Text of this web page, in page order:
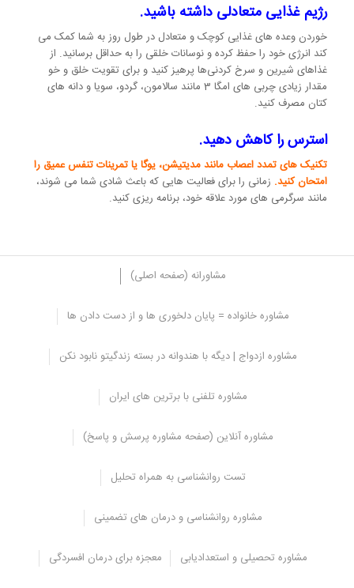
رژیم غذایی متعادلی داشته باشید.
خوردن وعده های غذایی کوچک و متعادل در طول روز به شما کمک می
کند انرژی خود را حفظ کرده و نوسانات خلقی را به حداقل برسانید. از
غذاهای شیرین و سرخ کردنی‌ها پرهیز کنید و برای تقویت خلق و خو
مقدار زیادی چربی های امگا 3 مانند سالامون، گردو، سویا و دانه های
کتان مصرف کنید.
استرس را کاهش دهید.
تکنیک های تمدد اعصاب مانند مدیتیشن، یوگا یا تمرینات تنفس عمیق را
امتحان کنید. زمانی را برای فعالیت هایی که باعث شادی شما می شوند،
مانند سرگرمی های مورد علاقه خود، برنامه ریزی کنید.
مشاورانه (صفحه اصلی)
مشاوره خانواده = پایان دلخوری ها و از دست دادن ها
مشاوره ازدواج | دیگه با هندوانه در بسته زندگیتو نابود نکن
مشاوره تلفنی با برترین های ایران
مشاوره آنلاین (صفحه مشاوره پرسش و پاسخ)
تست روانشناسی به همراه تحلیل
مشاوره روانشناسی و درمان های تضمینی
مشاوره تحصیلی و استعدادیابی معجزه برای درمان افسردگی
چه زمانی برای آسییب های عاطفی و روانی به
دنبال درمان حرفه ای باشیم
بهبودی از آسیب ها به زمان نیاز دارد و هر فرد با سرعت متفاوت بهبود می
یابد. اما اگر ماه ها گذشته باشد و علائم شما از بین نرود، به کمک حرفه ای
اگر این مشکلات را دارید برای آسیب دیدن کمتر، کمک بگیرید:
مشکل در عملکرد خانه یا محل کار
ناتوانی در ایجاد روابط نزدیک و رضایت بخش
اجتناب از هر چیزی که شما را به یاد آسیب می اندازد